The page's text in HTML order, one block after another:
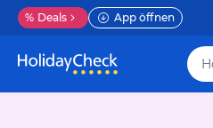
% Deals App öffnen